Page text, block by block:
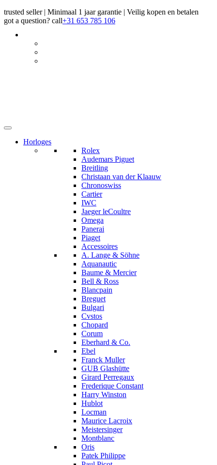
trusted seller | Minimaal 1 jaar garantie | Veilig kopen en betalen
got a question? call+31 653 785 106
Horloges
Rolex
Audemars Piguet
Breitling
Christaan van der Klaauw
Chronoswiss
Cartier
IWC
Jaeger leCoultre
Omega
Panerai
Piaget
Accessoires
A. Lange & Söhne
Aquanautic
Baume & Mercier
Bell & Ross
Blancpain
Breguet
Bulgari
Cvstos
Chopard
Corum
Eberhard & Co.
Ebel
Franck Muller
GUB Glashütte
Girard Perregaux
Frederique Constant
Harry Winston
Hublot
Locman
Maurice Lacroix
Meistersinger
Montblanc
Oris
Patek Philippe